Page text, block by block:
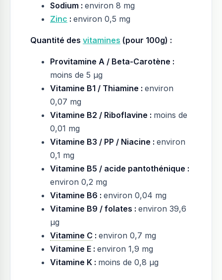
Sodium : environ 8 mg
Zinc : environ 0,5 mg
Quantité des vitamines (pour 100g) :
Provitamine A / Beta-Carotène :
moins de 5 µg
Vitamine B1 / Thiamine : environ
0,07 mg
Vitamine B2 / Riboflavine : moins de
0,01 mg
Vitamine B3 / PP / Niacine : environ
0,1 mg
Vitamine B5 / acide pantothénique :
environ 0,2 mg
Vitamine B6 : environ 0,04 mg
Vitamine B9 / folates : environ 39,6
µg
Vitamine C : environ 0,7 mg
Vitamine E : environ 1,9 mg
Vitamine K : moins de 0,8 µg